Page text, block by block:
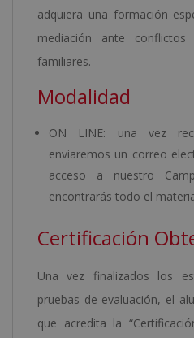
adquiera una formación
mediación ante
familiares.
Modalidad
ON LINE: una vez
enviaremos un correo
acceso a nuestro
encontrarás todo el
Certificación
Una vez finalizados los
pruebas de evaluación, el
que acredita la